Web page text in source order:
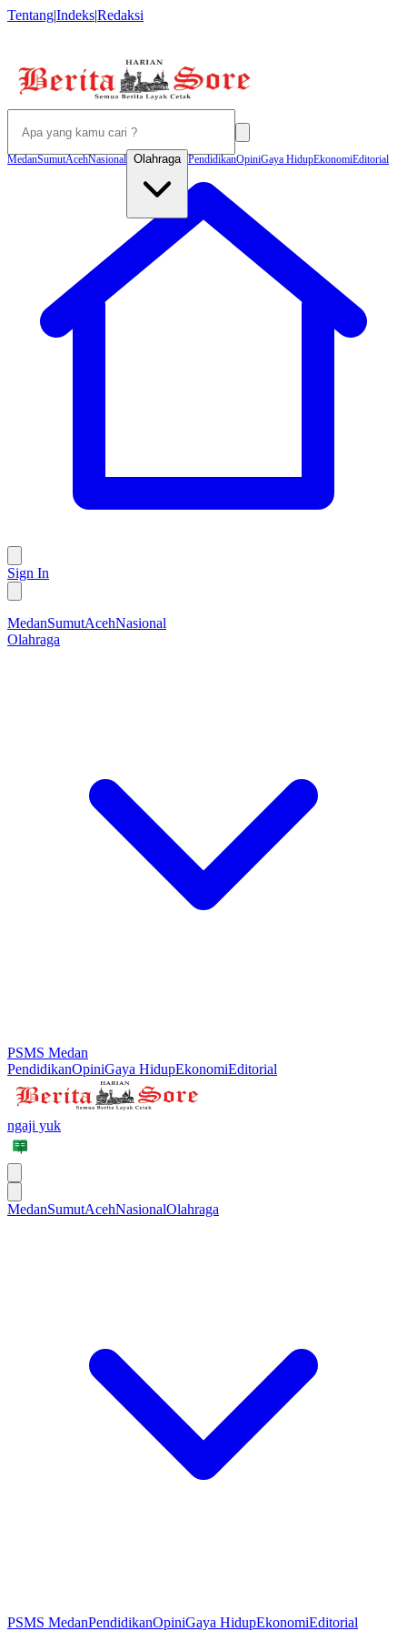
Tentang|Indeks|Redaksi
MedanSumutAcehNasional Olahraga PendidikanOpiniGaya HidupEkonomiEditorial
Sign In
MedanSumutAcehNasional
Olahraga
PSMS Medan
PendidikanOpiniGaya HidupEkonomiEditorial
ngaji yuk
MedanSumutAcehNasionalOlahraga
PSMS MedanPendidikanOpiniGaya HidupEkonomiEditorial